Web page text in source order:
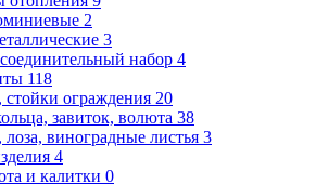
2
3
набор 4
118
стойки ограждения 20
завиток, волюта 38
виноградные листья 3
4
и калитки 0